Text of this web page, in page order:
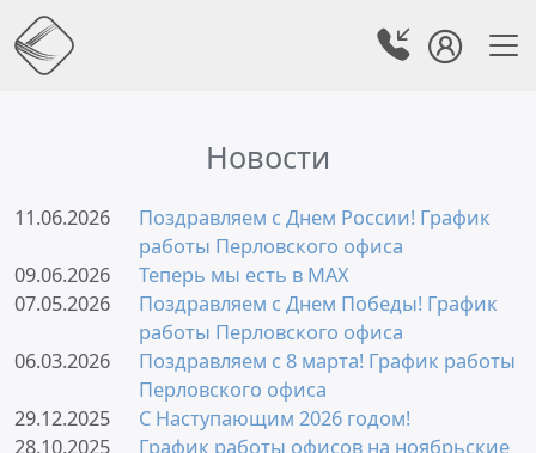
Новости
11.06.2026
Поздравляем с Днем России! График
работы Перловского офиса
09.06.2026
Теперь мы есть в MAX
07.05.2026
Поздравляем с Днем Победы! График
работы Перловского офиса
06.03.2026
Поздравляем с 8 марта! График работы
Перловского офиса
29.12.2025
С Наступающим 2026 годом!
28.10.2025
График работы офисов на ноябрьские